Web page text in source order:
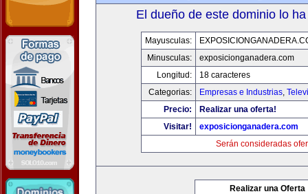
El dueño de este dominio lo
Mayusculas:
Minusculas:
exposicionganadera.com
Longitud:
18 caracteres
Categorias:
Empresas e Industrias,
Precio:
Realizar una oferta!
Visitar!
exposicionganadera.com
Serán consideradas
Realizar una Oferta